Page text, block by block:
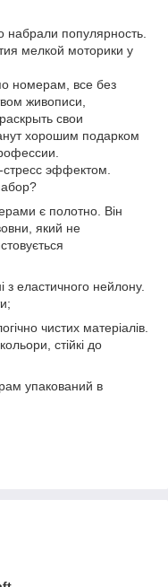
популярность.
мелкой моторики у
номерам, все без
живописи,
свои
хорошим подарком
эффектом.
є полотно. Він
який не
з еластичного нейлону.
чистих матеріалів.
стійкі до
упакований в